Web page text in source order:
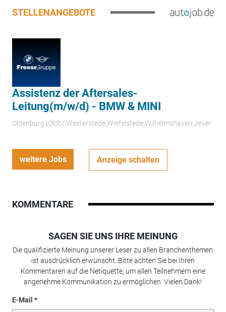
STELLENANGEBOTE
Assistenz der Aftersales-
Leitung(m/w/d) - BMW & MINI
Oldenburg (Oldb);Westerstede;Wiefelstede;Wilhelmshaven;Jever
weitere Jobs Anzeige schalten
KOMMENTARE
SAGEN SIE UNS IHRE MEINUNG
Die qualifizierte Meinung unserer Leser zu allen Branchenthemen
ist ausdrücklich erwünscht. Bitte achten Sie bei Ihren
Kommentaren auf die Netiquette, um allen Teilnehmern eine
angenehme Kommunikation zu ermöglichen. Vielen Dank!
E-Mail